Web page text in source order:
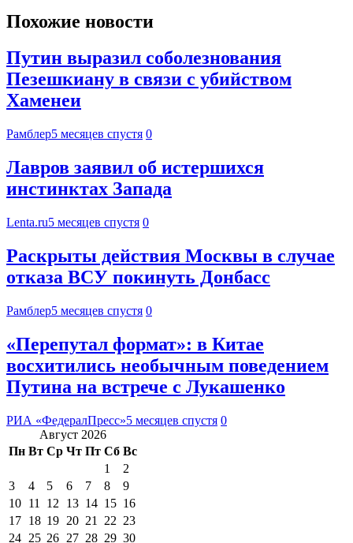
Похожие новости
Путин выразил соболезнования
Пезешкиану в связи с убийством
Хаменеи
Рамблер5 месяцев спустя 0
Лавров заявил об истершихся
инстинктах Запада
Lenta.ru5 месяцев спустя 0
Раскрыты действия Москвы в случае
отказа ВСУ покинуть Донбасс
Рамблер5 месяцев спустя 0
«Перепутал формат»: в Китае
восхитились необычным поведением
Путина на встрече с Лукашенко
РИА «ФедералПресс»5 месяцев спустя 0
Август 2026
Пн Вт Ср Чт Пт Сб Вс
1
2
3
4 5 6 7 8
9
10 11 12 13 14 15 16
17 18 19 20 21 22 23
24 25 26 27 28 29 30